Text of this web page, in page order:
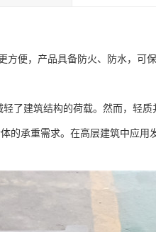
方便，产品具备防火、防水，可
了建筑结构的荷载。然而，轻
的承重需求。在高层建筑中应用